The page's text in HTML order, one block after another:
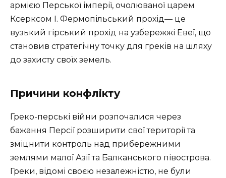
армією Перської імперії, очолюваної царем
Ксерксом I. Фермопільський прохід— це
вузький гірський прохід на узбережжі Евеї, що
становив стратегічну точку для греків на шляху
до захисту своїх земель.
Причини конфлікту
Греко-перські війни розпочалися через
бажання Персії розширити свої території та
зміцнити контроль над прибережними
землями малої Азії та Балканського півострова.
Греки, відомі своєю незалежністю, не були